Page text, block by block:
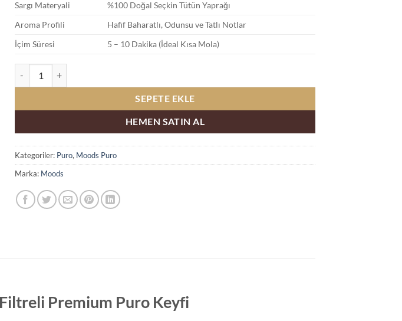
Sargı Materyali
%100 Doğal Seçkin Tütün Yaprağı
Aroma Profili
Hafif Baharatlı, Odunsu ve Tatlı Notlar
İçim Süresi
5 – 10 Dakika (İdeal Kısa Mola)
SEPETE EKLE
HEMEN SATIN AL
Kategoriler: Puro, Moods Puro
Marka: Moods
Premium Puro Keyfi